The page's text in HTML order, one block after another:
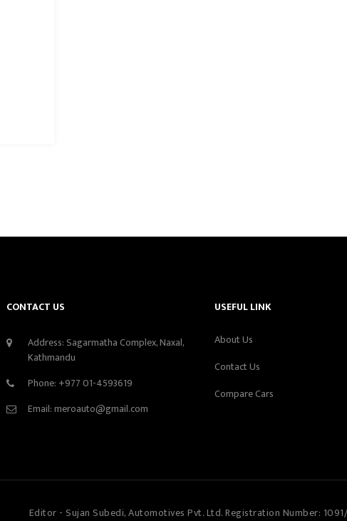
CONTACT US
Address: Sagarmatha Complex, Naxal,
Kathmandu
Phone: +977 01-4593619
Email:meroauto@gmail.com
USEFUL LINK
About Us
Contact Us
Compare Cars
Editor - Sujan Subedi, Automotives Pvt. Ltd. Registration Number: